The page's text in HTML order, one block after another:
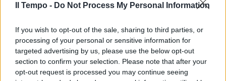
Il Tempo - Do Not Process My Personal Information
If you wish to opt-out of the sale, sharing to third parties, or
processing of your personal or sensitive information for
targeted advertising by us, please use the below opt-out
section to confirm your selection. Please note that after your
opt-out request is processed you may continue seeing